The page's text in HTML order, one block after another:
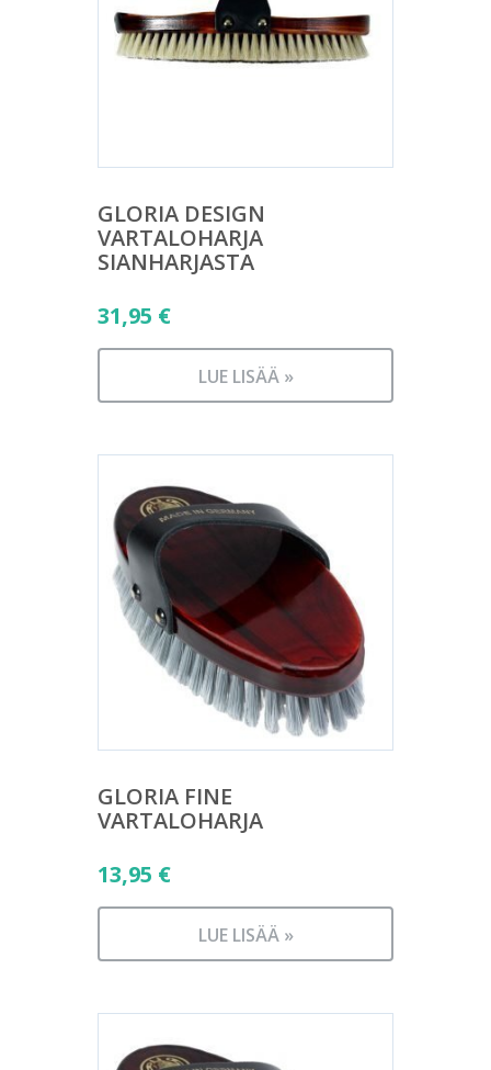
GLORIA DESIGN
VARTALOHARJA
SIANHARJASTA
31,95 €
LUE LISÄÄ »
GLORIA FINE
VARTALOHARJA
13,95 €
LUE LISÄÄ »